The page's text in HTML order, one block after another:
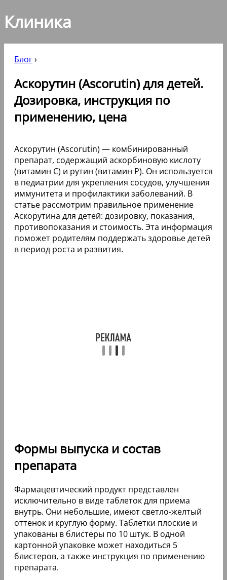
Клиника
Блог›
Аскорутин (Ascorutin) для детей.
Дозировка, инструкция по
применению, цена
Аскорутин (Ascorutin) — комбинированный
препарат, содержащий аскорбиновую кислоту
(витамин C) и рутин (витамин P). Он используется
в педиатрии для укрепления сосудов, улучшения
иммунитета и профилактики заболеваний. В
статье рассмотрим правильное применение
Аскорутина для детей: дозировку, показания,
противопоказания и стоимость. Эта информация
поможет родителям поддержать здоровье детей
в период роста и развития.
Формы выпуска и состав
препарата
Фармацевтический продукт представлен
исключительно в виде таблеток для приема
внутрь. Они небольшие, имеют светло-желтый
оттенок и круглую форму. Таблетки плоские и
упакованы в блистеры по 10 штук. В одной
картонной упаковке может находиться 5
блистеров, а также инструкция по применению
препарата.